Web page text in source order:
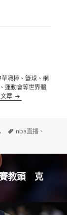
職棒、籃球、網
運動會等世界體
章
標
nba直播 、
賽教頭 克